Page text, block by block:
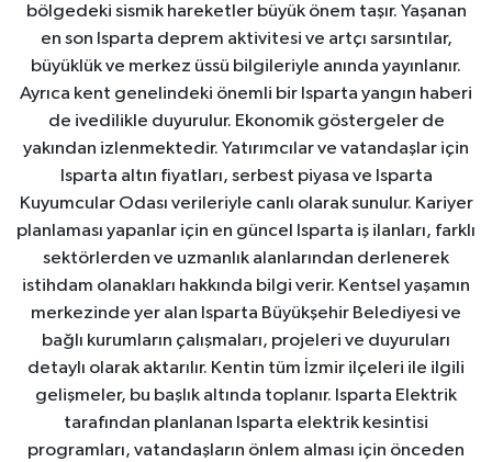
bölgedeki sismik hareketler büyük önem taşır. Yaşanan
en son Isparta deprem aktivitesi ve artçı sarsıntılar,
büyüklük ve merkez üssü bilgileriyle anında yayınlanır.
Ayrıca kent genelindeki önemli bir Isparta yangın haberi
de ivedilikle duyurulur. Ekonomik göstergeler de
yakından izlenmektedir. Yatırımcılar ve vatandaşlar için
Isparta altın fiyatları, serbest piyasa ve Isparta
Kuyumcular Odası verileriyle canlı olarak sunulur. Kariyer
planlaması yapanlar için en güncel Isparta iş ilanları, farklı
sektörlerden ve uzmanlık alanlarından derlenerek
istihdam olanakları hakkında bilgi verir. Kentsel yaşamın
merkezinde yer alan Isparta Büyükşehir Belediyesi ve
bağlı kurumların çalışmaları, projeleri ve duyuruları
detaylı olarak aktarılır. Kentin tüm İzmir ilçeleri ile ilgili
gelişmeler, bu başlık altında toplanır. Isparta Elektrik
tarafından planlanan Isparta elektrik kesintisi
programları, vatandaşların önlem alması için önceden